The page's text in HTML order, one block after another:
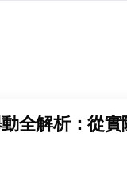
全解析：從實